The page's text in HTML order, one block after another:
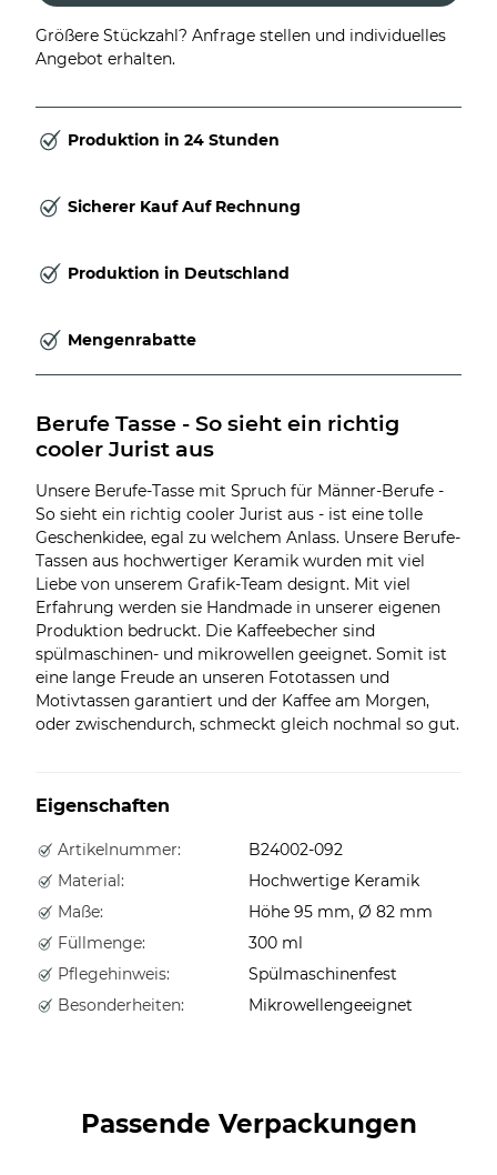
Größere Stückzahl? Anfrage stellen und individuelles
Angebot erhalten.
Produktion in 24 Stunden
Sicherer Kauf Auf Rechnung
Produktion in Deutschland
Mengenrabatte
Berufe Tasse - So sieht ein richtig
cooler Jurist aus
Unsere Berufe-Tasse mit Spruch für Männer-Berufe -
So sieht ein richtig cooler Jurist aus - ist eine tolle
Geschenkidee, egal zu welchem Anlass. Unsere Berufe-
Tassen aus hochwertiger Keramik wurden mit viel
Liebe von unserem Grafik-Team designt. Mit viel
Erfahrung werden sie Handmade in unserer eigenen
Produktion bedruckt. Die Kaffeebecher sind
spülmaschinen- und mikrowellen geeignet. Somit ist
eine lange Freude an unseren Fototassen und
Motivtassen garantiert und der Kaffee am Morgen,
oder zwischendurch, schmeckt gleich nochmal so gut.
Eigenschaften
Artikelnummer:
B24002-092
Material:
Hochwertige Keramik
Maße:
Höhe 95 mm, Ø 82 mm
Füllmenge:
300 ml
Pflegehinweis:
Spülmaschinenfest
Besonderheiten:
Mikrowellengeeignet
Passende Verpackungen